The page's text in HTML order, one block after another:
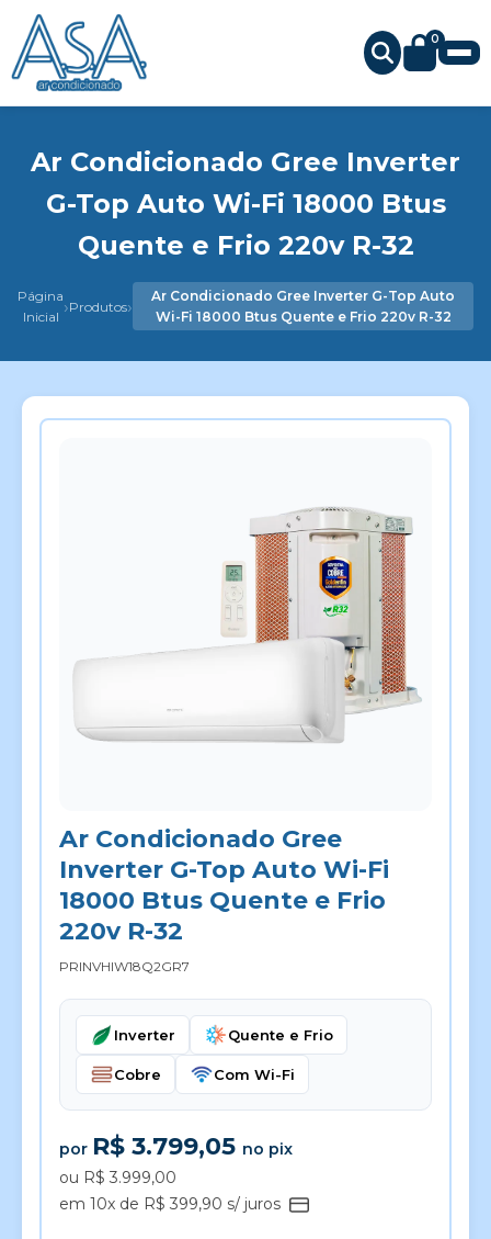
0
Ar Condicionado Gree Inverter
G-Top Auto Wi-Fi 18000 Btus
Quente e Frio 220v R-32
Página
Inicial ›Produtos›
Ar Condicionado Gree Inverter G-Top Auto
Wi-Fi 18000 Btus Quente e Frio 220v R-32
Ar Condicionado Gree
Inverter G-Top Auto Wi-Fi
18000 Btus Quente e Frio
220v R-32
PRINVHIW18Q2GR7
Inverter Quente e Frio
Cobre Com Wi-Fi
por R$ 3.799,05 no pix
ou R$ 3.999,00
em 10x de R$ 399,90 s/ juros